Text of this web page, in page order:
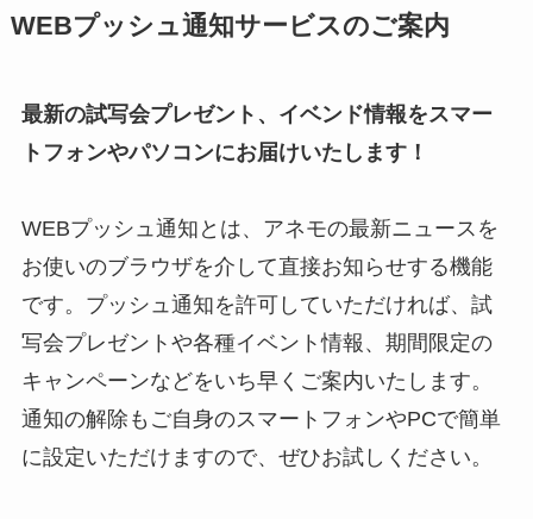
WEBプッシュ通知サービスのご案内
最新の試写会プレゼント、イベンド情報をスマー
トフォンやパソコンにお届けいたします！
WEBプッシュ通知とは、アネモの最新ニュースを
お使いのブラウザを介して直接お知らせする機能
です。プッシュ通知を許可していただければ、試
写会プレゼントや各種イベント情報、期間限定の
キャンペーンなどをいち早くご案内いたします。
通知の解除もご自身のスマートフォンやPCで簡単
に設定いただけますので、ぜひお試しください。